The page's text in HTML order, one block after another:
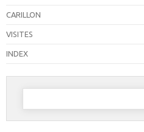
CARILLON
VISITES
INDEX
Rechercher :